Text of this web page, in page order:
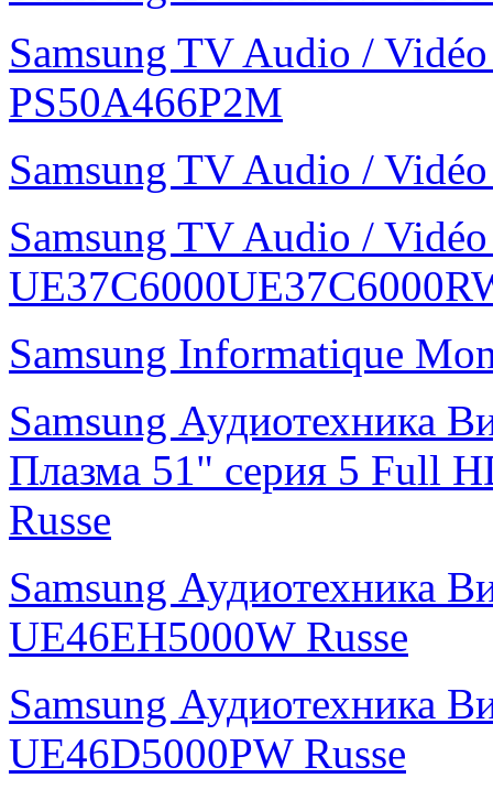
Samsung TV Audio /
PS50A466P2M
Samsung TV Audio /
Samsung TV Audio /
Samsung Informatique
Samsung Аудиотехника
Плазма 51" cерия 5 Full
Russe
Samsung Аудиотехника
UE46EH5000W Russe
Samsung Аудиотехника
UE46D5000PW Russe